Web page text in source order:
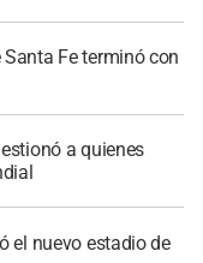
Fe terminó con
a quienes
el nuevo estadio de